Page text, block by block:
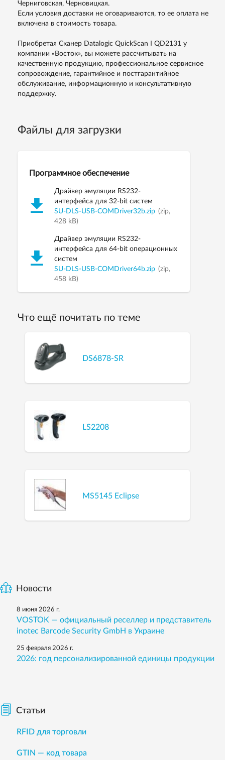
Черниговская, Черновицкая.
Если условия доставки не оговариваются, то ее оплата не
включена в стоимость товара.
Приобретая Cканер Datalogic QuickScan I QD2131 у
компании «Восток», вы можете рассчитывать на
качественную продукцию, профессиональное сервисное
сопровождение, гарантийное и постгарантийное
обслуживание, информационную и консультативную
поддержку.
Файлы для загрузки
Программное обеспечение
Драйвер эмуляции RS232-
интерфейса для 32-bit систем
SU-DLS-USB-COMDriver32b.zip (zip,
428 kB)
Драйвер эмуляции RS232-
интерфейса для 64-bit операционных
систем
SU-DLS-USB-COMDriver64b.zip (zip,
458 kB)
Что ещё почитать по теме
DS6878-SR
LS2208
MS5145 Eclipse
Новости
8 июня 2026 г.
VOSTOK — официальный реселлер и представитель
inotec Barcode Security GmbH в Украине
25 февраля 2026 г.
2026: год персонализированной единицы продукции
Статьи
RFID для торговли
GTIN — код товара